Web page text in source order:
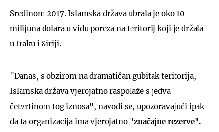
Sredinom 2017. Islamska država ubrala je oko 10
milijuna dolara u vidu poreza na teritorij koji je držala
u Iraku i Siriji.
"Danas, s obzirom na dramatičan gubitak teritorija,
Islamska država vjerojatno raspolaže s jedva
četvrtinom tog iznosa", navodi se, upozoravajući ipak
da ta organizacija ima vjerojatno "značajne rezerve".